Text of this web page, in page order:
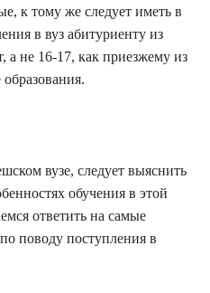
к тому же следует иметь в
в вуз абитуриенту из
а не 16-17, как приезжему из
вузе, следует выяснить
обучения в этой
ответить на самые
поводу поступления в